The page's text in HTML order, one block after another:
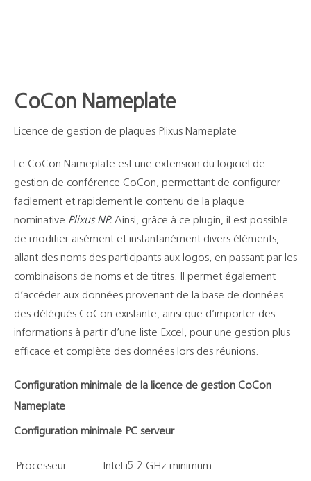
CoCon Nameplate
Licence de gestion de plaques Plixus Nameplate
Le CoCon Nameplate est une extension du logiciel de
gestion de conférence CoCon, permettant de configurer
facilement et rapidement le contenu de la plaque
nominative Plixus NP.Ainsi, grâce à ce plugin, il est possible
de modifier aisément et instantanément divers éléments,
allant des noms des participants aux logos, en passant par les
combinaisons de noms et de titres. Il permet également
d’accéder aux données provenant de la base de données
des délégués CoCon existante, ainsi que d’importer des
informations à partir d’une liste Excel, pour une gestion plus
efficace et complète des données lors des réunions.
Configuration minimale de la licence de gestion CoCon
Nameplate
Configuration minimale PC serveur
Processeur
Intel i5 2 GHz minimum